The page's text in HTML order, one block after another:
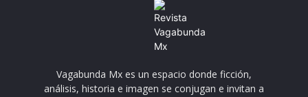
Vagabunda Mx es un espacio donde ficción,
análisis, historia e imagen se conjugan e invitan a